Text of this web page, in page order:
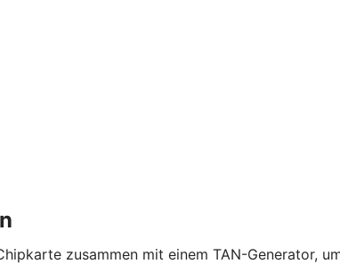
zusammen mit einem TAN-Generator,